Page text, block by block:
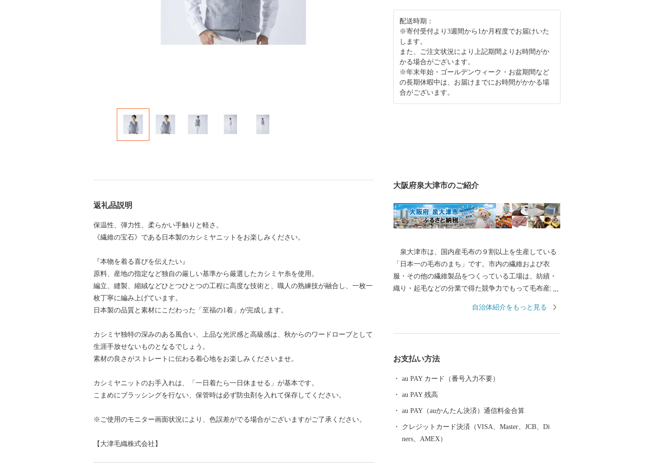
配送時期：
※寄付受付より3週間から1か月程度でお届けいた
します。
また、ご注文状況により上記期間よりお時間がか
かる場合がございます。
※年末年始・ゴールデンウィーク・お盆期間など
の長期休暇中は、お届けまでにお時間がかかる場
合がございます。
返礼品説明
保温性、弾力性、柔らかい手触りと軽さ。
《繊維の宝石》である日本製のカシミヤニットをお楽しみください。
『本物を着る喜びを伝えたい』
原料、産地の指定など独自の厳しい基準から厳選したカシミヤ糸を使用。
編立、縫製、縮絨などひとつひとつの工程に高度な技術と、職人の熟練技が融合し、一枚一
枚丁寧に編み上げています。
日本製の品質と素材にこだわった「至福の1着」が完成します。
カシミヤ独特の深みのある風合い、上品な光沢感と高級感は、秋からのワードローブとして
生涯手放せないものとなるでしょう。
素材の良さがストレートに伝わる着心地をお楽しみくださいませ。
カシミヤニットのお手入れは、「一日着たら一日休ませる」が基本です。
こまめにブラッシングを行ない、保管時は必ず防虫剤を入れて保存してください。
※ご使用のモニター画面状況により、色誤差がでる場合がございますがご了承ください。
【大津毛織株式会社】
大阪府泉大津市のご紹介
泉大津市は、国内産毛布の９割以上を生産している
「日本一の毛布のまち」です。市内の繊維および衣
服・その他の繊維製品をつくっている工場は、紡績・
織り・起毛などの分業で得た競争力でもって毛布産業
く、奈良時代には府中におかれた国の役所の外港とし
昭和17年4月1日に市制を施行、泉大津市と改称。大
す。西北部は大阪湾に面し、はるかに六甲山、淡路島
を望むことができます。市内全域がほぼ平坦で、市街
化区域になっています。
自治体紹介をもっと見る
お支払い方法
au PAY カード（番号入力不要）
au PAY 残高
au PAY（auかんたん決済）通信料金合算
クレジットカード決済（VISA、Master、JCB、Di
ners、AMEX）